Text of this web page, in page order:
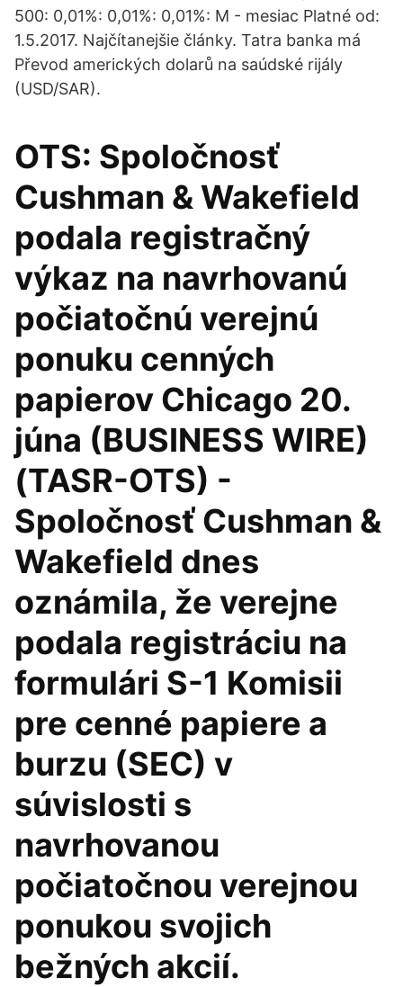
500: 0,01%: 0,01%: 0,01%: M - mesiac Platné od:
1.5.2017. Najčítanejšie články. Tatra banka má
Převod amerických dolarů na saúdské rijály
(USD/SAR).
OTS: Spoločnosť
Cushman & Wakefield
podala registračný
výkaz na navrhovanú
počiatočnú verejnú
ponuku cenných
papierov Chicago 20.
júna (BUSINESS WIRE)
(TASR-OTS) -
Spoločnosť Cushman &
Wakefield dnes
oznámila, že verejne
podala registráciu na
formulári S-1 Komisii
pre cenné papiere a
burzu (SEC) v
súvislosti s
navrhovanou
počiatočnou verejnou
ponukou svojich
bežných akcií.